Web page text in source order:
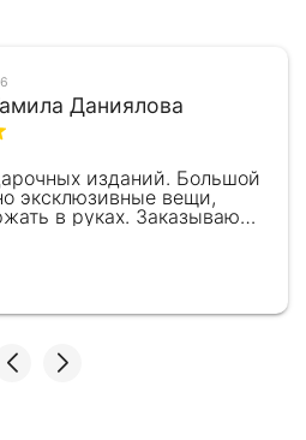
Даниялова
изданий. Большой
эксклюзивные вещи,
в руках. Заказываю
для бизнес-партнеров,
— от общения с
самих книг.